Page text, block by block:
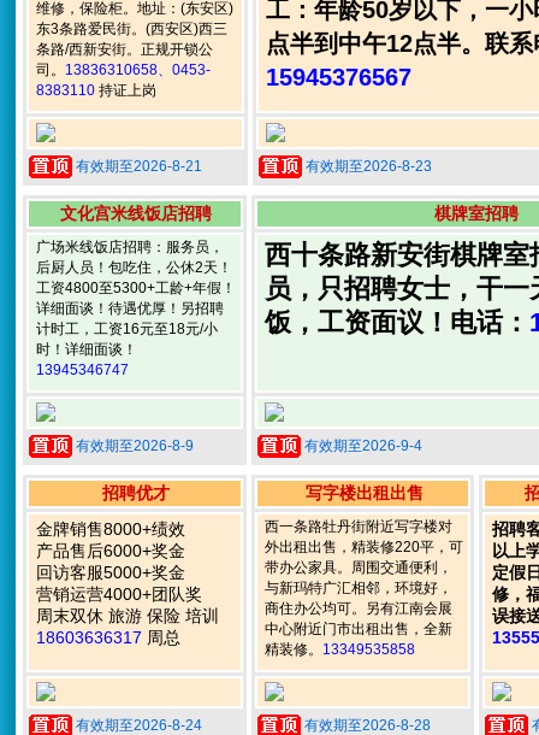
维修，保险柜。地址：(东安区)
东3条路爱民街。(西安区)西三
条路/西新安街。正规开锁公
司。 13836310658、0453-
8383110 持证上岗
有效期至2026-8-21
工：年龄50岁以下，一
点半到中午12点半。联
15945376567
有效期至2026-8-23
文化宫米线饭店招聘
广场米线饭店招聘：服务员，
后厨人员！包吃住，公休2天！
工资4800至5300+工龄+年假！
详细面谈！待遇优厚！另招聘
计时工，工资16元至18元/小
时！详细面谈！
13945346747
有效期至2026-8-9
棋牌室招聘
西十条路新安街棋牌室
员，只招聘女士，干
饭，工资面议！电话：
有效期至2026-9-4
招聘优才
金牌销售8000+绩效
产品售后6000+奖金
回访客服5000+奖金
营销运营4000+团队奖
周末双休 旅游 保险 培训
18603636317 周总
有效期至2026-8-24
写字楼出租出售
西一条路牡丹街附近写字楼对
外出租出售，精装修220平，可
带办公家具。周围交通便利，
与新玛特广汇相邻，环境好，
商住办公均可。另有江南会展
中心附近门市出租出售，全新
精装修。 13349535858
有效期至2026-8-28
招聘
以上
定假
修，
误接